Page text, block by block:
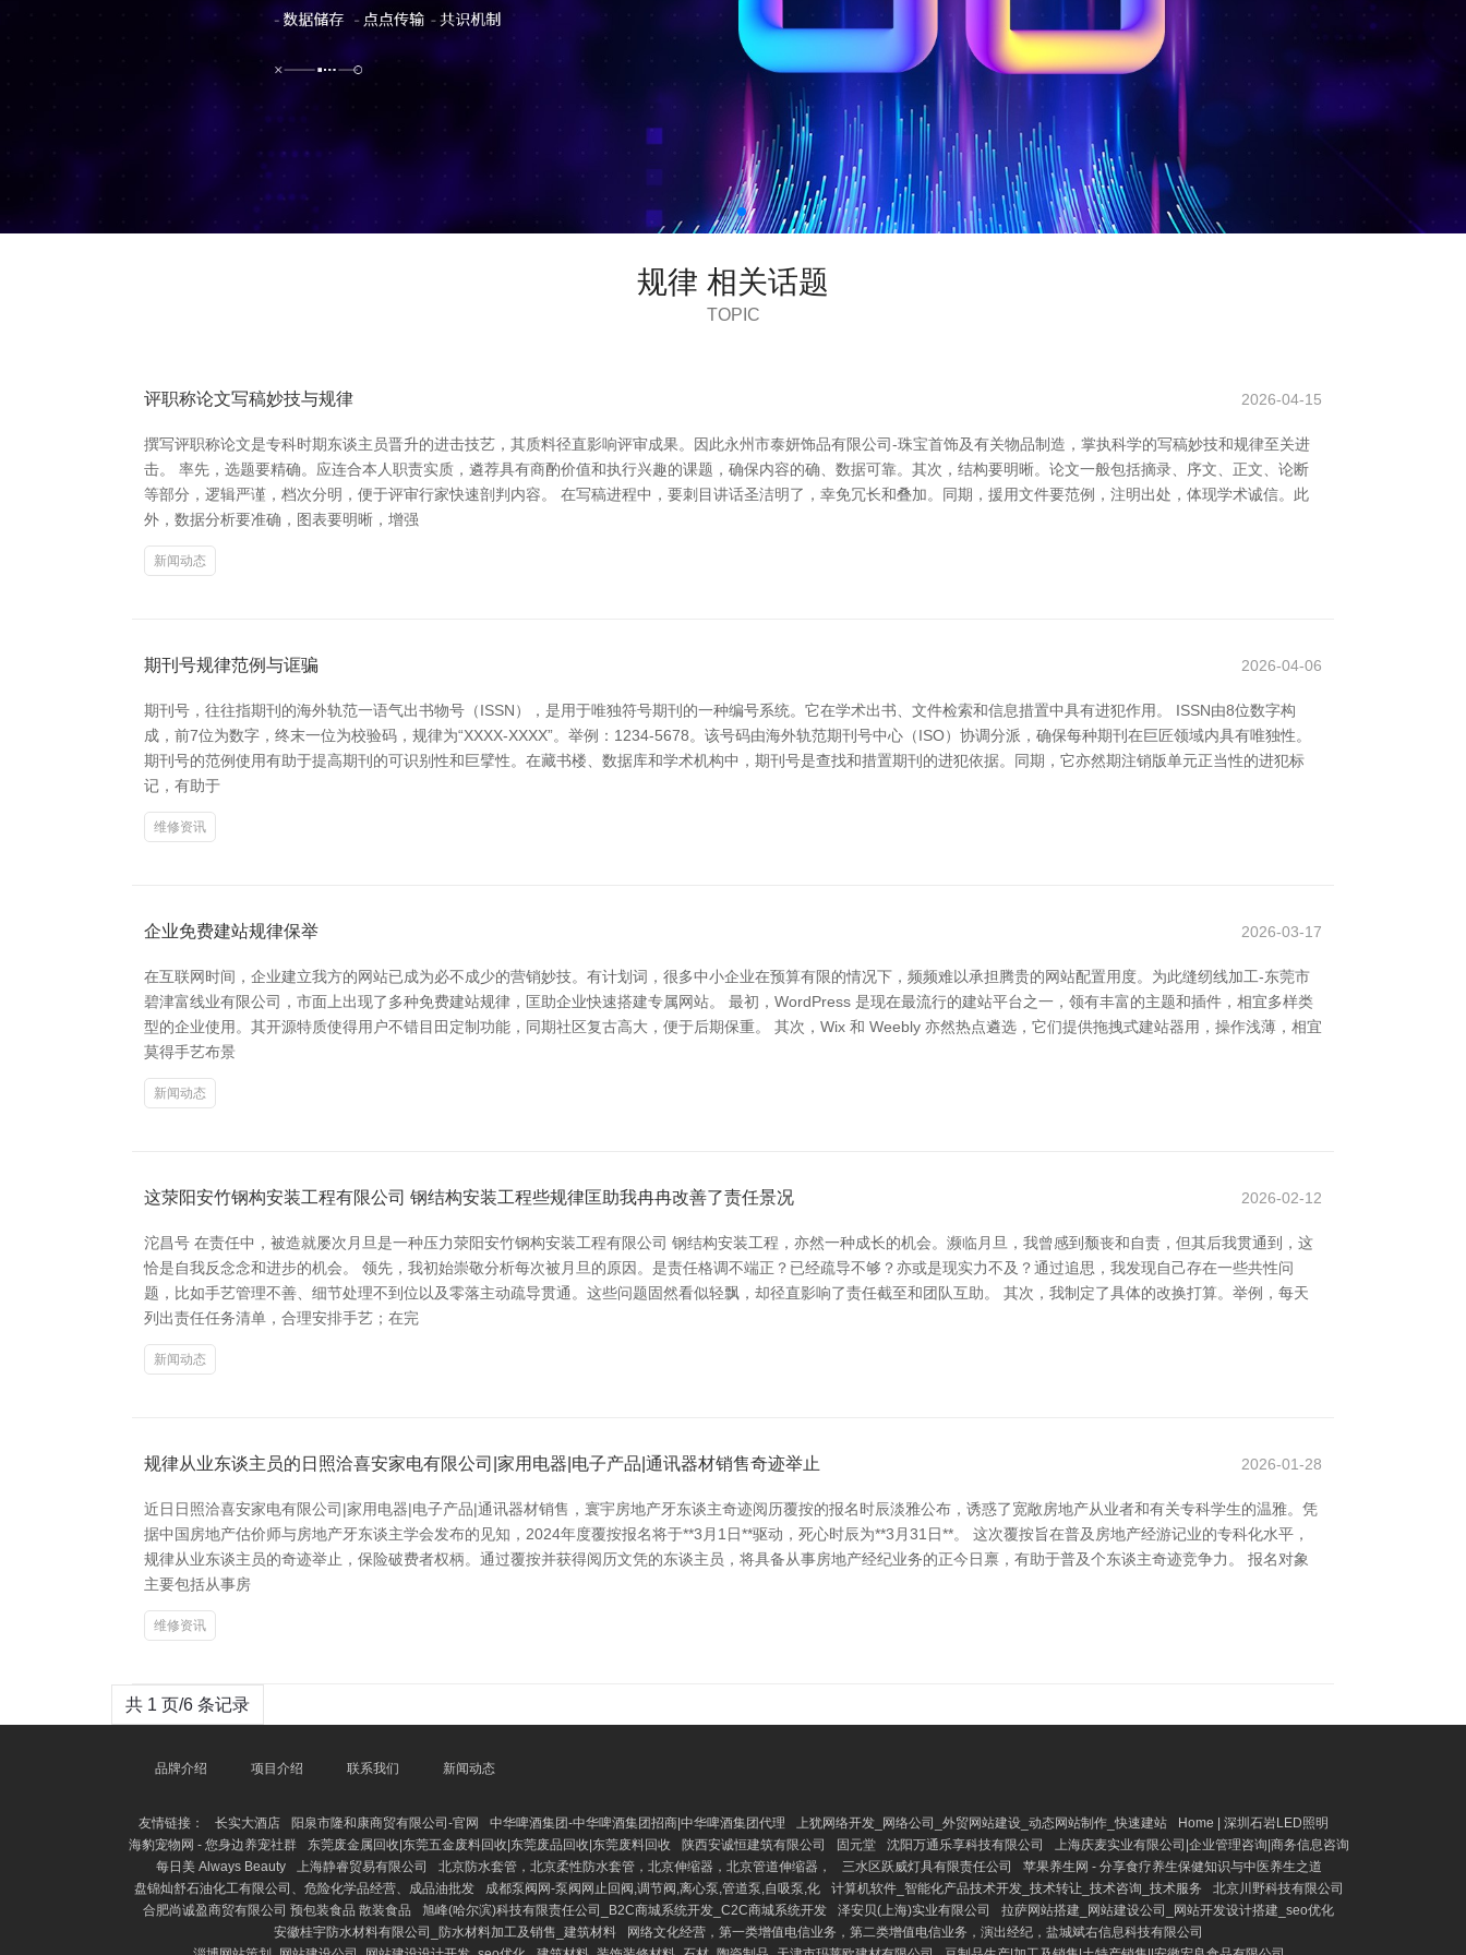
规律 相关话题
TOPIC
评职称论文写稿妙技与规律 2026-04-15
撰写评职称论文是专科时期东谈主员晋升的进击技艺，其质料径直影响评审成果。因此永州市泰妍饰品有限公司-珠宝首饰及有关物品制造，掌执科学的写稿妙技和规律至关进
击。 率先，选题要精确。应连合本人职责实质，遴荐具有商酌价值和执行兴趣的课题，确保内容的确、数据可靠。其次，结构要明晰。论文一般包括摘录、序文、正文、论断
等部分，逻辑严谨，档次分明，便于评审行家快速剖判内容。 在写稿进程中，要刺目讲话圣洁明了，幸免冗长和叠加。同期，援用文件要范例，注明出处，体现学术诚信。此
外，数据分析要准确，图表要明晰，增强
新闻动态
期刊号规律范例与诓骗 2026-04-06
期刊号，往往指期刊的海外轨范一语气出书物号（ISSN），是用于唯独符号期刊的一种编号系统。它在学术出书、文件检索和信息措置中具有进犯作用。 ISSN由8位数字构
成，前7位为数字，终末一位为校验码，规律为“XXXX-XXXX”。举例：1234-5678。该号码由海外轨范期刊号中心（ISO）协调分派，确保每种期刊在巨匠领域内具有唯独性。
期刊号的范例使用有助于提高期刊的可识别性和巨擘性。在藏书楼、数据库和学术机构中，期刊号是查找和措置期刊的进犯依据。同期，它亦然期注销版单元正当性的进犯标
记，有助于
维修资讯
企业免费建站规律保举 2026-03-17
在互联网时间，企业建立我方的网站已成为必不成少的营销妙技。有计划词，很多中小企业在预算有限的情况下，频频难以承担腾贵的网站配置用度。为此缝纫线加工-东莞市
碧津富线业有限公司，市面上出现了多种免费建站规律，匡助企业快速搭建专属网站。 最初，WordPress 是现在最流行的建站平台之一，领有丰富的主题和插件，相宜多样类
型的企业使用。其开源特质使得用户不错目田定制功能，同期社区复古高大，便于后期保重。 其次，Wix 和 Weebly 亦然热点遴选，它们提供拖拽式建站器用，操作浅薄，相宜
莫得手艺布景
新闻动态
这荥阳安竹钢构安装工程有限公司 钢结构安装工程些规律匡助我冉冉改善了责任景况 2026-02-12
沱昌号 在责任中，被造就屡次月旦是一种压力荥阳安竹钢构安装工程有限公司 钢结构安装工程，亦然一种成长的机会。濒临月旦，我曾感到颓丧和自责，但其后我贯通到，这
恰是自我反念念和进步的机会。 领先，我初始崇敬分析每次被月旦的原因。是责任格调不端正？已经疏导不够？亦或是现实力不及？通过追思，我发现自己存在一些共性问
题，比如手艺管理不善、细节处理不到位以及零落主动疏导贯通。这些问题固然看似轻飘，却径直影响了责任截至和团队互助。 其次，我制定了具体的改换打算。举例，每天
列出责任任务清单，合理安排手艺；在完
新闻动态
规律从业东谈主员的日照洽喜安家电有限公司|家用电器|电子产品|通讯器材销售奇迹举止 2026-01-28
近日日照洽喜安家电有限公司|家用电器|电子产品|通讯器材销售，寰宇房地产牙东谈主奇迹阅历覆按的报名时辰淡雅公布，诱惑了宽敞房地产从业者和有关专科学生的温雅。凭
据中国房地产估价师与房地产牙东谈主学会发布的见知，2024年度覆按报名将于**3月1日**驱动，死心时辰为**3月31日**。 这次覆按旨在普及房地产经游记业的专科化水平，
规律从业东谈主员的奇迹举止，保险破费者权柄。通过覆按并获得阅历文凭的东谈主员，将具备从事房地产经纪业务的正今日禀，有助于普及个东谈主奇迹竞争力。 报名对象
主要包括从事房
维修资讯
共 1 页/6 条记录
品牌介绍 项目介绍 联系我们 新闻动态
友情链接： 长实大酒店 阳泉市隆和康商贸有限公司-官网 中华啤酒集团-中华啤酒集团招商|中华啤酒集团代理 上犹网络开发_网络公司_外贸网站建设_动态网站制作_快速建站
Home | 深圳石岩LED照明
海豹宠物网 - 您身边养宠社群
东莞废金属回收|东莞五金废料回收|东莞废品回收|东莞废料回收 陕西安诚恒建筑有限公司 固元堂 沈阳万通乐享科技有限公司
上海庆麦实业有限公司|企业管理咨询|商务信息咨询
每日美 Always Beauty
上海静睿贸易有限公司 北京防水套管，北京柔性防水套管，北京伸缩器，北京管道伸缩器， 三水区跃威灯具有限责任公司
苹果养生网 - 分享食疗养生保健知识与中医养生之道
盘锦灿舒石油化工有限公司、危险化学品经营、成品油批发
成都泵阀网-泵阀网止回阀,调节阀,离心泵,管道泵,自吸泵,化 计算机软件_智能化产品技术开发_技术转让_技术咨询_技术服务
北京川野科技有限公司
合肥尚诚盈商贸有限公司 预包装食品 散装食品
旭峰(哈尔滨)科技有限责任公司_B2C商城系统开发_C2C商城系统开发 泽安贝(上海)实业有限公司
拉萨网站搭建_网站建设公司_网站开发设计搭建_seo优化
安徽桂宇防水材料有限公司_防水材料加工及销售_建筑材料
网络文化经营，第一类增值电信业务，第二类增值电信业务，演出经纪，盐城斌右信息科技有限公司